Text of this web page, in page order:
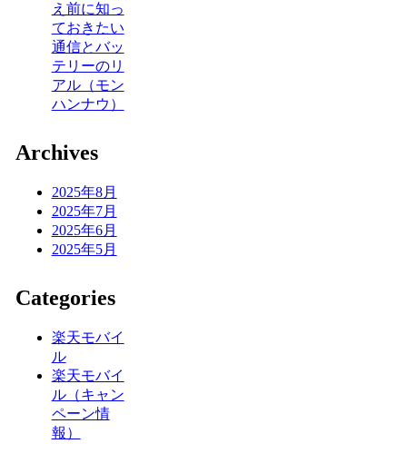
え前に知っ
ておきたい
通信とバッ
テリーのリ
アル（モン
ハンナウ）
Archives
2025年8月
2025年7月
2025年6月
2025年5月
Categories
楽天モバイ
ル
楽天モバイ
ル（キャン
ペーン情
報）